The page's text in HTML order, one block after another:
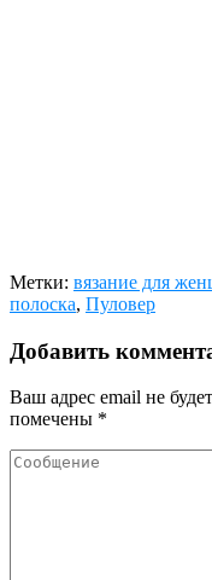
Метки: вязание для
полоска, Пуловер
Добавить
Ваш адрес email не
помечены *